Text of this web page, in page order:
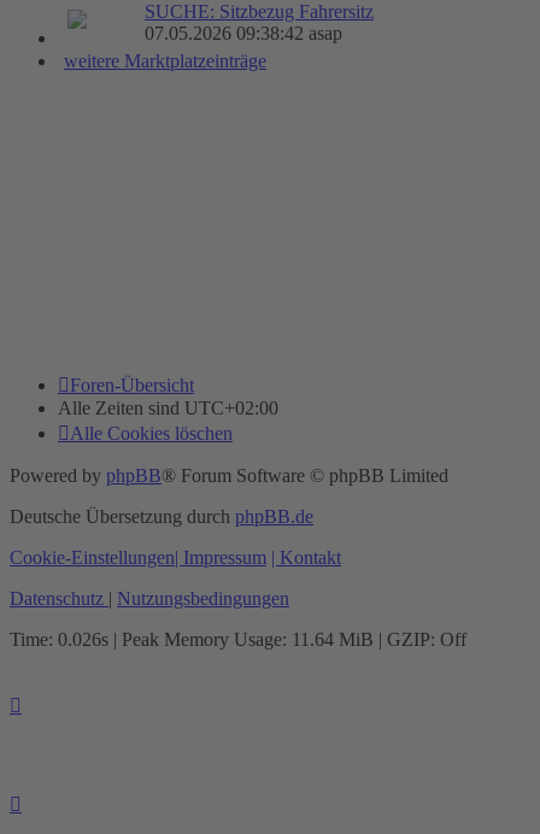
SUCHE: Sitzbezug Fahrersitz
07.05.2026 09:38:42 asap
weitere Marktplatzeinträge
Foren-Übersicht
Alle Zeiten sind UTC+02:00
Alle Cookies löschen
Powered by phpBB® Forum Software © phpBB Limited
Deutsche Übersetzung durch phpBB.de
Cookie-Einstellungen| Impressum | Kontakt
Datenschutz | Nutzungsbedingungen
Time: 0.026s | Peak Memory Usage: 11.64 MiB | GZIP: Off